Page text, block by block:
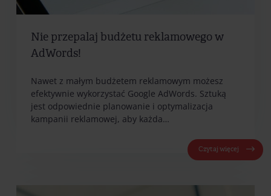
Nie przepalaj budżetu reklamowego w
AdWords!
Nawet z małym budżetem reklamowym możesz
efektywnie wykorzystać Google AdWords. Sztuką
jest odpowiednie planowanie i optymalizacja
kampanii reklamowej, aby każda…
Czytaj więcej